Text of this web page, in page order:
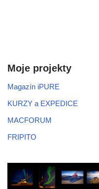
Moje projekty
Magazín iPURE
KURZY a EXPEDICE
MACFORUM
FRIPITO